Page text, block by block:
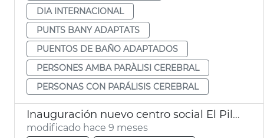
DIA INTERNACIONAL
PUNTS BANY ADAPTATS
PUENTOS DE BAÑO ADAPTADOS
PERSONES AMBA PARÀLISI CEREBRAL
PERSONAS CON PARÁLISIS CEREBRAL
Inauguración nuevo centro social El Pilar
modificado hace 9 meses